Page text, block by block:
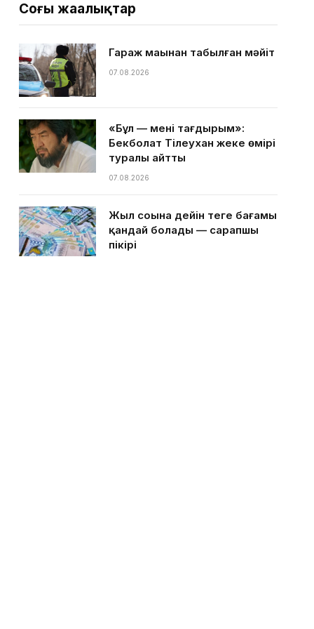
Соңғы жаңалықтар
Гараж маңынан табылған мәйіт
07.08.2026
«Бұл — менің тағдырым»:
Бекболат Тілеухан жеке өмірі
туралы айтты
07.08.2026
Жыл соңына дейін теңге бағамы
қандай болады — сарапшы
пікірі